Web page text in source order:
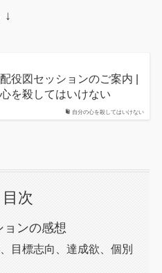
↓
自分の心を殺してはいけない
役図セッションのご案内 |
を殺してはいけない
目次
ンの感想
目標志向、達成欲、個別